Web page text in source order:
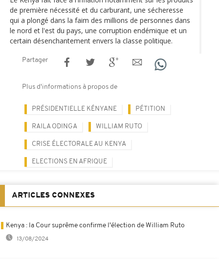
de première nécessité et du carburant, une sécheresse
qui a plongé dans la faim des millions de personnes dans
le nord et l'est du pays, une corruption endémique et un
certain désenchantement envers la classe politique.
Partager
Plus d'informations à propos de
PRÉSIDENTIELLE KÉNYANE PÉTITION
RAILA ODINGA WILLIAM RUTO
CRISE ÉLECTORALE AU KENYA
ELECTIONS EN AFRIQUE
ARTICLES CONNEXES
Kenya : la Cour suprême confirme l'élection de William Ruto
13/08/2024